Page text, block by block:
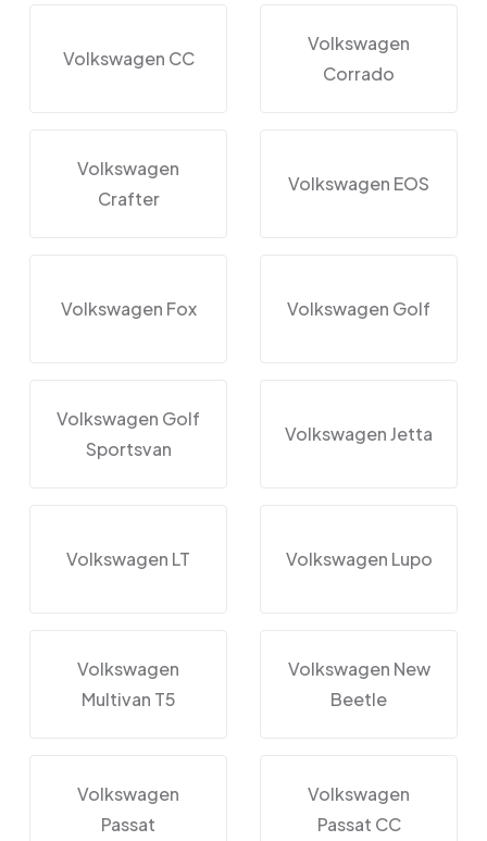
Volkswagen CC
Volkswagen
Corrado
Volkswagen
Crafter
Volkswagen EOS
Volkswagen Fox Volkswagen Golf
Volkswagen Golf
Sportsvan
Volkswagen Jetta
Volkswagen LT Volkswagen Lupo
Volkswagen
Multivan T5
Volkswagen New
Beetle
Volkswagen
Passat
Volkswagen
Passat CC